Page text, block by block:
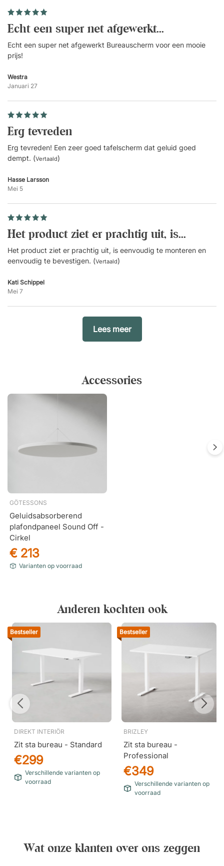
EPD (Milieuproductverklaring).
Afmetingen tafelbeslag
Echt een super net afgewerkt...
Echt een super net afgewerkt Bureauscherm voor een mooie
prijs!
Westra
Januari 27
Erg tevreden
Erg tevreden! Een zeer goed tafelscherm dat geluid goed
dempt. (Vertaald)
Hasse Larsson
Mei 5
Het product ziet er prachtig uit, is...
Het product ziet er prachtig uit, is eenvoudig te monteren en
eenvoudig te bevestigen. (Vertaald)
Kati Schippel
Mei 7
Lees meer
Accessories
GÖTESSONS
Geluidsabsorberend
plafondpaneel Sound Off -
Cirkel
€ 213
Varianten op voorraad
Anderen kochten ook
Bestseller
DIREKT INTERIÖR
Zit sta bureau - Standard
€299
Verschillende varianten op
voorraad
Bestseller
BRIZLEY
Zit sta bureau -
Professional
€349
Verschillende varianten op
voorraad
Wat onze klanten over ons zeggen